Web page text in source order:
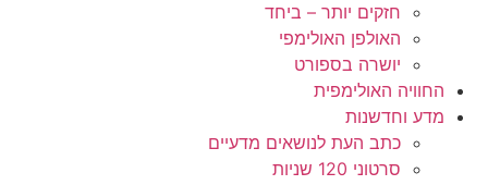
חזקים יותר – ביחד
האולפן האולימפי
יושרה בספורט
החוויה האולימפית
מדע וחדשנות
כתב העת לנושאים מדעיים
סרטוני 120 שניות